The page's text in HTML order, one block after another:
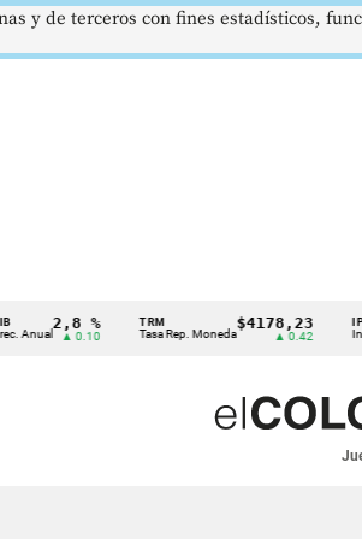
2,8 %
▲ 0.10
TRM
Tasa Rep. Moneda
$4178,23
▲ 0.42
IPC
Inflación
y de terceros con fines estadísticos,